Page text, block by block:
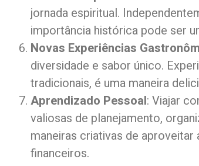
jornada espiritual.
importância histórica pode ser
Novas Experiências
diversidade e sabor único.
tradicionais, é uma maneira
Aprendizado Pessoal: Viajar
valiosas de planejamento,
maneiras criativas de
financeiros.